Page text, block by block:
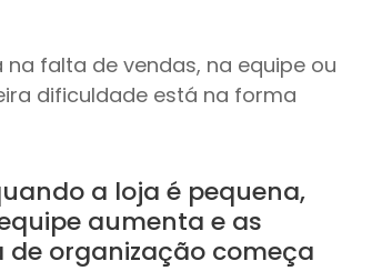
falta de vendas, na equipe ou
dificuldade está na forma
a loja é pequena,
aumenta e as
organização começa